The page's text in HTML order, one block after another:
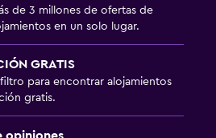
de 3 millones de ofertas de
en un solo lugar.
GRATIS
para encontrar alojamientos
gratis.
opiniones